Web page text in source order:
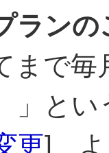
ランの
まで
」と
更] よ